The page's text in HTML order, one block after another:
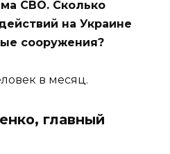
СВО. Сколько
на Украине
сооружения?
в месяц.
главный